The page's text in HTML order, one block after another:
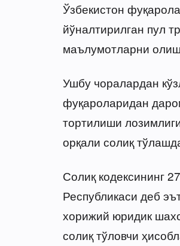
Ўзбекистон
йўналтирилган пул
маълумотларни
Ушбу чоралардан
фуқароларидан
тортилиши
орқали солиқ
Солиқ кодексининг
Республикаси деб
хорижий юридик
солиқ тўловчи